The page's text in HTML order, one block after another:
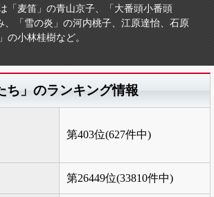
「麦笛」の青山京子、「大番頭小番頭
、「雪の炎」の河内桃子、江原達怡、石原
の小林桂樹など。
ち」のランキング情報
第403位(627件中)
第26449位(33810件中)